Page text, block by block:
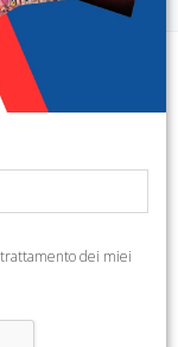
17.
(Propylaen
trattamento dei miei